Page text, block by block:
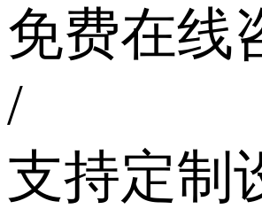
免费在线
/
支持定制